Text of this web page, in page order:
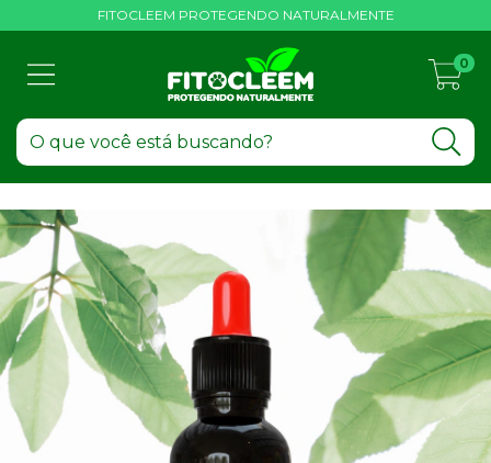
FITOCLEEM PROTEGENDO NATURALMENTE
0